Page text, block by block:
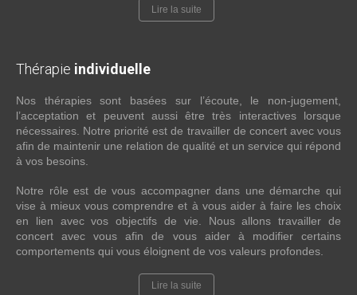
Lire la suite
Thérapie individuelle
Nos thérapies sont basées sur l’écoute, le non-jugement,
l’acceptation et peuvent aussi être très interactives lorsque
nécessaires. Notre priorité est de travailler de concert avec vous
afin de maintenir une relation de qualité et un service qui répond
à vos besoins.
Notre rôle est de vous accompagner dans une démarche qui
vise à mieux vous comprendre et à vous aider à faire les choix
en lien avec vos objectifs de vie. Nous allons travailler de
concert avec vous afin de vous aider à modifier certains
comportements qui vous éloignent de vos valeurs profondes.
Lire la suite